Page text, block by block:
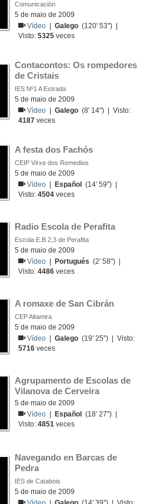
Comunicación
5 de maio de 2009
Vídeo
|Galego (120' 53'') |
Visto:5325 veces
Contacontos: Os rompedores
de Cristais
IES Nº1 A Estrada
5 de maio de 2009
Vídeo
|Galego (8' 14'') | Visto:
4187 veces
A festa dos Fachós
CEIP Virxe dos Remedios
5 de maio de 2009
Vídeo
Español
(14' 59'') |
Visto:4504 veces
Radio Escola de Perafita
Escola E.B 2,3 de Perafita
5 de maio de 2009
Vídeo
Portugués (2' 58'') |
Visto:4486 veces
A romaxe de San Cibrán
CEP Altamira
5 de maio de 2009
Vídeo
|Galego (19' 25'') | Visto:
5716 veces
Agrupamento de Escolas de
Vilanova de Cerveira
5 de maio de 2009
Vídeo
Español
(18' 27'') |
Visto:4851 veces
Navegando en Barcas de
Pedra
IES de Catabois
5 de maio de 2009